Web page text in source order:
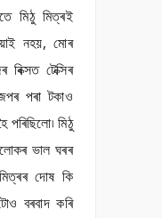
মিঠু মিত্ৰই
নহয়, মোৰ
টেক্সিৰ
পৰা টকাও
পৰিছিলো৷ মিঠু
ভাল ঘৰৰ
মিত্ৰৰ দোষ কি
বৰবাদ কৰি